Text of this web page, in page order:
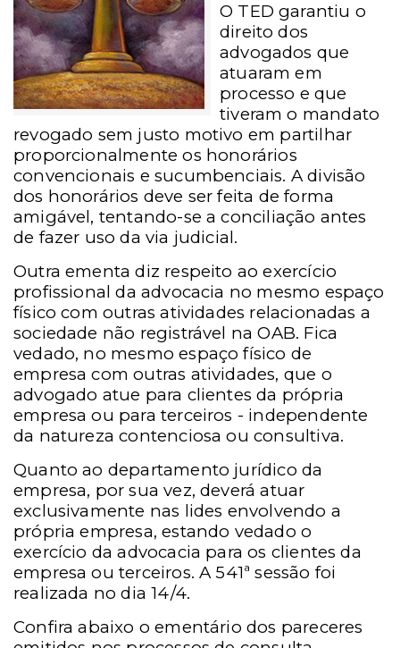
O TED garantiu o
direito dos
advogados que
atuaram em
processo e que
tiveram o mandato
revogado sem justo motivo em partilhar
proporcionalmente os honorários
convencionais e sucumbenciais. A divisão
dos honorários deve ser feita de forma
amigável, tentando-se a conciliação antes
de fazer uso da via judicial.
Outra ementa diz respeito ao exercício
profissional da advocacia no mesmo espaço
físico com outras atividades relacionadas a
sociedade não registrável na OAB. Fica
vedado, no mesmo espaço físico de
empresa com outras atividades, que o
advogado atue para clientes da própria
empresa ou para terceiros - independente
da natureza contenciosa ou consultiva.
Quanto ao departamento jurídico da
empresa, por sua vez, deverá atuar
exclusivamente nas lides envolvendo a
própria empresa, estando vedado o
exercício da advocacia para os clientes da
empresa ou terceiros. A 541ª sessão foi
realizada no dia 14/4.
Confira abaixo o ementário dos pareceres